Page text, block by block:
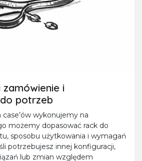
i
potrzeb
wykonujemy na
możemy dopasować rack do
sposobu użytkowania i wymagań
potrzebujesz innej konfiguracji,
lub zmian względem